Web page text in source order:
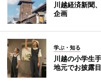
川越経済新聞
企画
学ぶ・知る
川越の小学生
地元でお披露